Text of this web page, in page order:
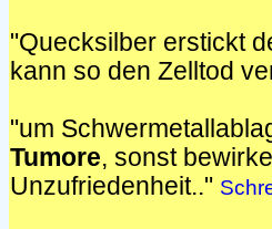
"Quecksilber erstickt
kann so den Zelltod
"um
Tumore, sonst
Unzufriedenheit.."